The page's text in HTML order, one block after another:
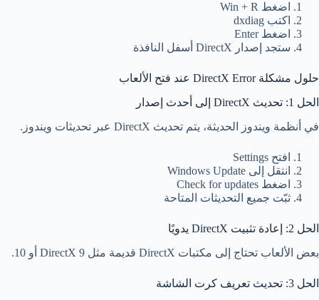
اضغط Win + R
اكتب dxdiag
اضغط Enter
ستجد إصدار DirectX أسفل النافذة
حلول مشكلة DirectX Error عند فتح الألعاب
الحل 1: تحديث DirectX إلى أحدث إصدار
في أنظمة ويندوز الحديثة، يتم تحديث DirectX عبر تحديثات ويندوز.
افتح Settings
انتقل إلى Windows Update
اضغط Check for updates
ثبّت جميع التحديثات المتاحة
الحل 2: إعادة تثبيت DirectX يدويًا
بعض الألعاب تحتاج إلى مكتبات DirectX قديمة مثل DirectX 9 أو 10.
الحل 3: تحديث تعريف كرت الشاشة